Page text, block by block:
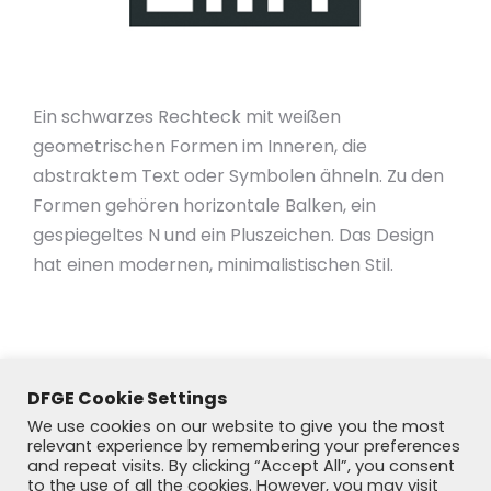
Ein schwarzes Rechteck mit weißen
geometrischen Formen im Inneren, die
abstraktem Text oder Symbolen ähneln. Zu den
Formen gehören horizontale Balken, ein
gespiegeltes N und ein Pluszeichen. Das Design
hat einen modernen, minimalistischen Stil.
DFGE Cookie Settings
We use cookies on our website to give you the most
relevant experience by remembering your preferences
and repeat visits. By clicking “Accept All”, you consent
to the use of all the cookies. However, you may visit